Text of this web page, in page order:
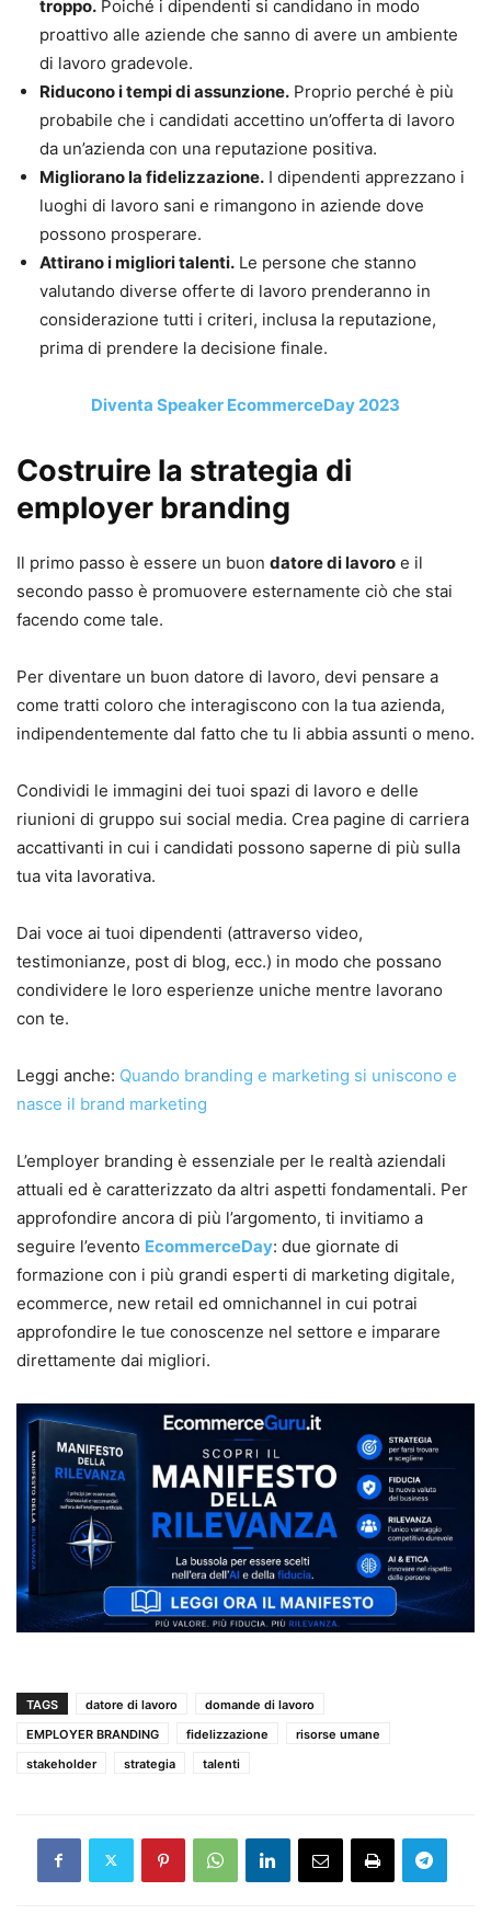
troppo. Poiché i dipendenti si candidano in modo
proattivo alle aziende che sanno di avere un ambiente
di lavoro gradevole.
Riducono i tempi di assunzione. Proprio perché è più
probabile che i candidati accettino un’offerta di lavoro
da un’azienda con una reputazione positiva.
Migliorano la fidelizzazione. I dipendenti apprezzano i
luoghi di lavoro sani e rimangono in aziende dove
possono prosperare.
Attirano i migliori talenti. Le persone che stanno
valutando diverse offerte di lavoro prenderanno in
considerazione tutti i criteri, inclusa la reputazione,
prima di prendere la decisione finale.
Diventa Speaker EcommerceDay 2023
Costruire la strategia di
employer branding
Il primo passo è essere un buon datore di lavoro e il
secondo passo è promuovere esternamente ciò che stai
facendo come tale.
Per diventare un buon datore di lavoro, devi pensare a
come tratti coloro che interagiscono con la tua azienda,
indipendentemente dal fatto che tu li abbia assunti o meno.
Condividi le immagini dei tuoi spazi di lavoro e delle
riunioni di gruppo sui social media. Crea pagine di carriera
accattivanti in cui i candidati possono saperne di più sulla
tua vita lavorativa.
Dai voce ai tuoi dipendenti (attraverso video,
testimonianze, post di blog, ecc.) in modo che possano
condividere le loro esperienze uniche mentre lavorano
con te.
Leggi anche: Quando branding e marketing si uniscono e
nasce il brand marketing
L’employer branding è essenziale per le realtà aziendali
attuali ed è caratterizzato da altri aspetti fondamentali. Per
approfondire ancora di più l’argomento, ti invitiamo a
seguire l’evento EcommerceDay: due giornate di
formazione con i più grandi esperti di marketing digitale,
ecommerce, new retail ed omnichannel in cui potrai
approfondire le tue conoscenze nel settore e imparare
direttamente dai migliori.
TAGS datore di lavoro
domande di lavoro
EMPLOYER BRANDING
fidelizzazione
risorse umane
stakeholder
strategia talenti